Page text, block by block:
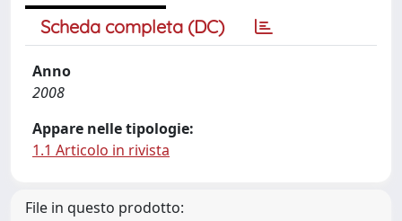
Scheda completa (DC)
Anno
2008
Appare nelle tipologie:
1.1 Articolo in rivista
File in questo prodotto: